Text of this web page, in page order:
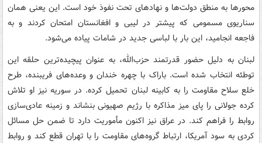
محورها به منطق دولت‌ها و نهادهای تحت نفوذ خود است. این یعنی همان
سناریوی مسمومی که پیشتر در لیبی و افغانستان امتحان کردند و به
فاجعه انجامید، این بار با لباسی جدید در شامات پیاده می‌شود.
لبنان به دلیل حضور قدرتمند حزب‌الله، به عنوان پیچیده‌ترین حلقه این
توطئه انتخاب شده است. باراک با چهره خندان و وعده‌های فریبنده، طرح
خلع سلاح مقاومت را به کابینه لبنان تحمیل کرده. در سوریه نیز او تلاش
کرده جولانی را پای میز مذاکره با رژیم صهیونی بنشاند و زمینه عادی‌سازی
روابط را فراهم کند. در عراق نیز اکنون مأموریت دارد تا ضمن حل مسائل
کردی به سود آمریکا، ارتباط گروه‌های مقاومت را با تهران قطع کند و روابط